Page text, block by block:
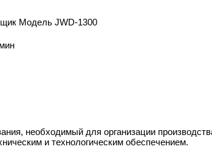
Модель JWD-1300
необходимый для организации
и технологическим обеспечением.